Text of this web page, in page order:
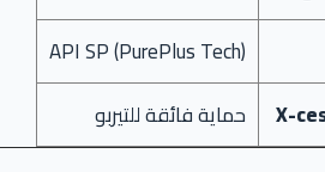
API SP (PurePlus Tech)
حماية فائقة للتيربو